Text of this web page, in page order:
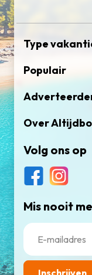
Type
Populair
Over
Volg ons op
Mis nooit